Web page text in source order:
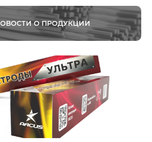
О ПРОДУКЦИИ